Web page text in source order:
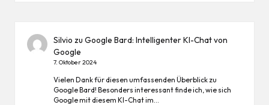
Silvio zuGoogle Bard: Intelligenter KI-Chat von
Google
7. Oktober 2024
Vielen Dank für diesen umfassenden Überblick zu
Google Bard! Besonders interessant finde ich, wie sich
Google mit diesem KI-Chat im…